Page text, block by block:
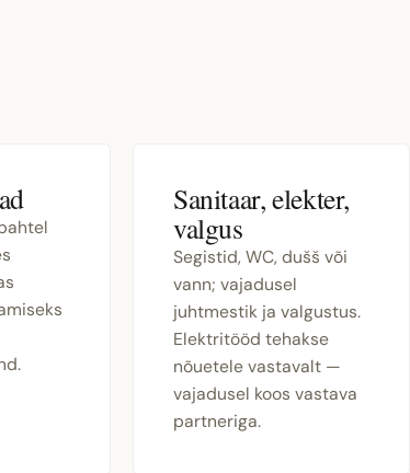
Sanitaar, elekter,
valgus
Segistid, WC, dušš või
vann; vajadusel
juhtmestik ja valgustus.
Elektritööd tehakse
nõuetele vastavalt —
vajadusel koos vastava
partneriga.